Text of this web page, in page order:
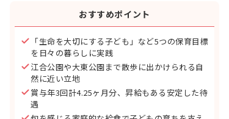
おすすめポイント
「生命を大切にする子ども」など5つの保育目標
を日々の暮らしに実践
江合公園や大東公園まで散歩に出かけられる自
然に近い立地
賞与年3回計4.25ヶ月分、昇給もある安定した待
遇